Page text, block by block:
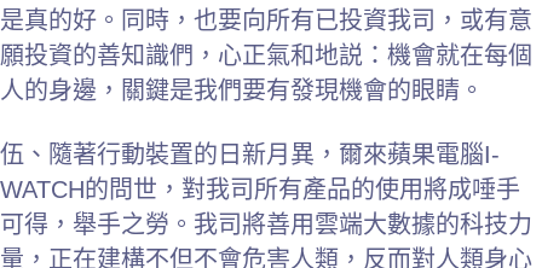
是真的好。同時，也要向所有已投資我司，或有意
願投資的善知識們，心正氣和地説：機會就在每個
人的身邊，關鍵是我們要有發現機會的眼睛。
伍、隨著行動裝置的日新月異，爾來蘋果電腦I-
WATCH的問世，對我司所有產品的使用將成唾手
可得，舉手之勞。我司將善用雲端大數據的科技力
量，正在建構不但不會危害人類，反而對人類身心